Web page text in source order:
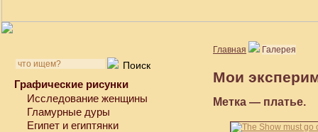
Графические рисунки
Исследование женщины
Гламурные дуры
Египет и египтянки
Главная Галерея
Мои
Метка — платье.